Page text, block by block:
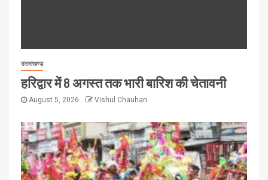
उत्तराखण्ड
हरिद्वार में 8 अगस्त तक भारी बारिश की चेतावनी
August 5, 2026 Vishul Chauhan